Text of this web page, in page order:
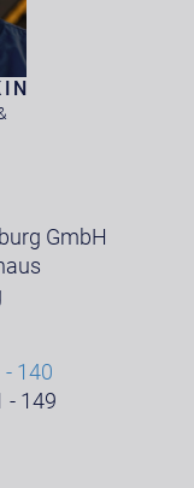
GmbH
- 140
- 149